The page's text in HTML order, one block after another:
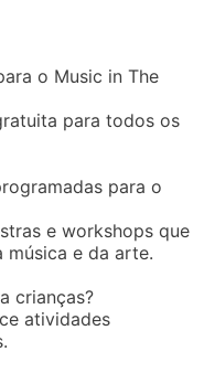
o Music in The
para todos os
para o
e workshops que
música e da arte.
crianças?
atividades